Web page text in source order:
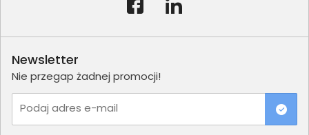
Newsletter
Nie przegap żadnej promocji!
Podaj adres e-mail